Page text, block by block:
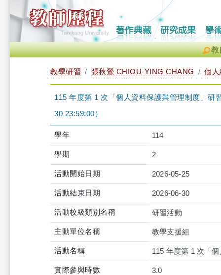
教
教學研習 張秋鶯 CHIOU-YING CHANG 個
115 年度第 1 次「個人資料保護與管理制度」
30 23:59:00）
學年 114
學期 2
活動開始日期 2026-05-25
活動結束日期 2026-06-30
活動校級類別名稱 研習活動
主動單位名稱 教學支援組
活動名稱 115 年度第 1 次「
實際參與時數 3.0